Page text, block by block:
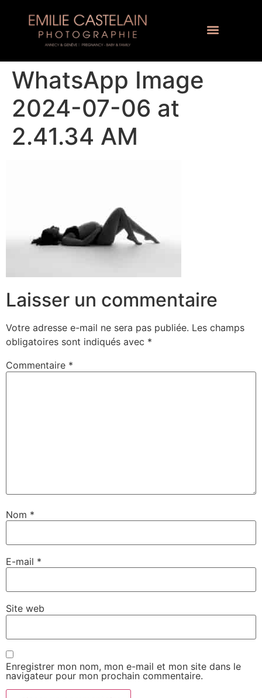
WhatsApp Image
2024-07-06 at
2.41.34 AM
Laisser un commentaire
Votre adresse e-mail ne sera pas publiée. Les champs
obligatoires sont indiqués avec *
Commentaire *
Nom *
E-mail *
Site web
Enregistrer mon nom, mon e-mail et mon site dans le
navigateur pour mon prochain commentaire.